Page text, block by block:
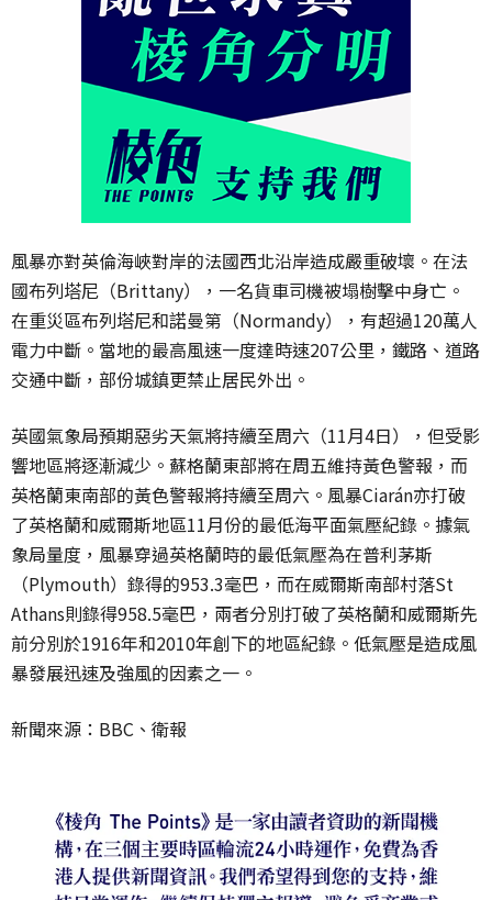
風暴亦對英倫海峽對岸的法國西北沿岸造成嚴重破壞。在法
國布列塔尼（Brittany），一名貨車司機被塌樹擊中身亡。
在重災區布列塔尼和諾曼第（Normandy），有超過120萬人
電力中斷。當地的最高風速一度達時速207公里，鐵路、道路
交通中斷，部份城鎮更禁止居民外出。
英國氣象局預期惡劣天氣將持續至周六（11月4日），但受影
響地區將逐漸減少。蘇格蘭東部將在周五維持黃色警報，而
英格蘭東南部的黃色警報將持續至周六。風暴Ciarán亦打破
了英格蘭和威爾斯地區11月份的最低海平面氣壓紀錄。據氣
象局量度，風暴穿過英格蘭時的最低氣壓為在普利茅斯
（Plymouth）錄得的953.3毫巴，而在威爾斯南部村落St
Athans則錄得958.5毫巴，兩者分別打破了英格蘭和威爾斯先
前分別於1916年和2010年創下的地區紀錄。低氣壓是造成風
暴發展迅速及強風的因素之一。
新聞來源：BBC、衛報